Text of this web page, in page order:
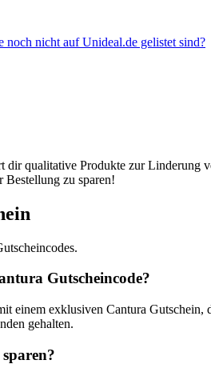
noch nicht auf Unideal.de gelistet sind?
qualitative Produkte zur Linderung
Bestellung zu sparen!
Gutscheincode?
einem exklusiven Cantura
gehalten.